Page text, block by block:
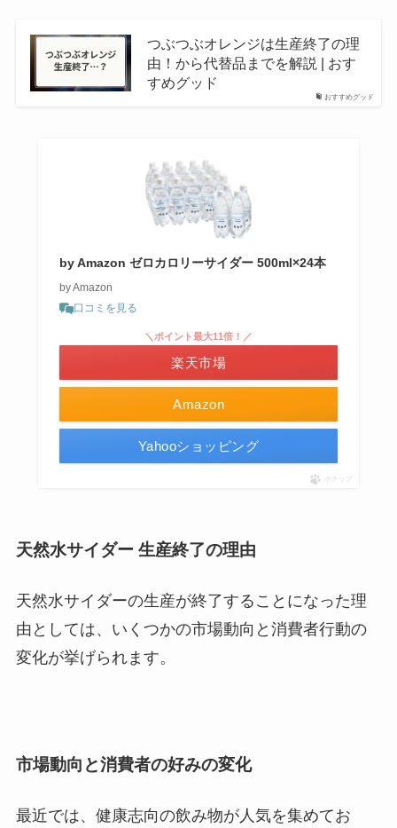
おすすめグッド
つぶつぶオレンジは生産終了の理
由！から代替品までを解説 | おす
すめグッド
by Amazon ゼロカロリーサイダー 500ml×24本
by Amazon
口コミを見る
Amazon
＼ポイント最大11倍！／
楽天市場
Yahooショッピング
ポチップ
天然水サイダー 生産終了の理由
天然水サイダーの生産が終了することになった理
由としては、いくつかの市場動向と消費者行動の
変化が挙げられます。
市場動向と消費者の好みの変化
最近では、健康志向の飲み物が人気を集めてお